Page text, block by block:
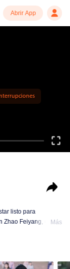
Abrir App
listo para
Feiyang, el
Más